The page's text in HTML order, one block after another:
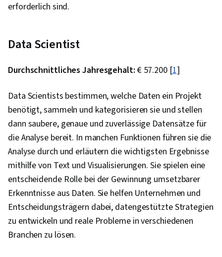
erforderlich sind.
Data Scientist
Durchschnittliches Jahresgehalt: € 57.200 [1]
Data Scientists bestimmen, welche Daten ein Projekt
benötigt, sammeln und kategorisieren sie und stellen
dann saubere, genaue und zuverlässige Datensätze für
die Analyse bereit. In manchen Funktionen führen sie die
Analyse durch und erläutern die wichtigsten Ergebnisse
mithilfe von Text und Visualisierungen. Sie spielen eine
entscheidende Rolle bei der Gewinnung umsetzbarer
Erkenntnisse aus Daten. Sie helfen Unternehmen und
Entscheidungsträgern dabei, datengestützte Strategien
zu entwickeln und reale Probleme in verschiedenen
Branchen zu lösen.